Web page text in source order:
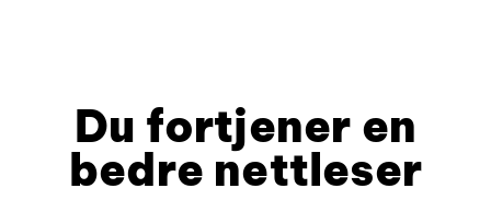
Du fortjener en
bedre nettleser